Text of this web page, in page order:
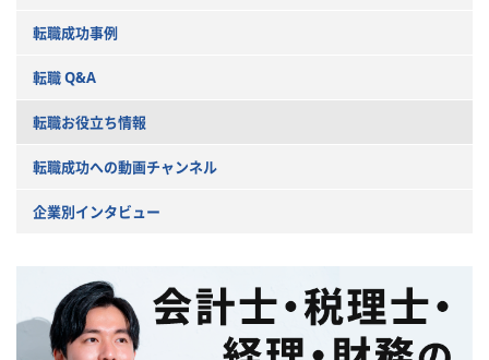
転職成功事例
転職 Q&A
転職お役立ち情報
転職成功への動画チャンネル
企業別インタビュー